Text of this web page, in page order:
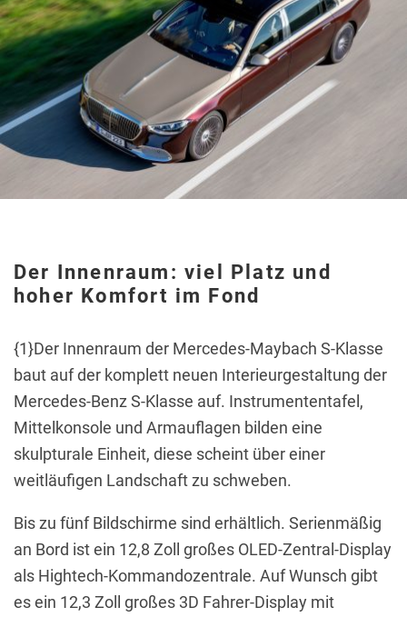
Der Innenraum: viel Platz und
hoher Komfort im Fond
{1}Der Innenraum der Mercedes-Maybach S-Klasse
baut auf der komplett neuen Interieurgestaltung der
Mercedes-Benz S-Klasse auf. Instrumententafel,
Mittelkonsole und Armauflagen bilden eine
skulpturale Einheit, diese scheint über einer
weitläufigen Landschaft zu schweben.
Bis zu fünf Bildschirme sind erhältlich. Serienmäßig
an Bord ist ein 12,8 Zoll großes OLED-Zentral-Display
als Hightech-Kommandozentrale. Auf Wunsch gibt
es ein 12,3 Zoll großes 3D Fahrer-Display mit